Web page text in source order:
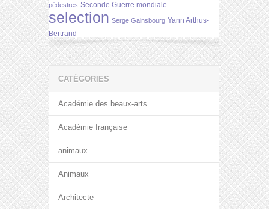
pédestres Seconde Guerre mondiale
selection Serge Gainsbourg Yann Arthus-
Bertrand
CATÉGORIES
Académie des beaux-arts
Académie française
animaux
Animaux
Architecte